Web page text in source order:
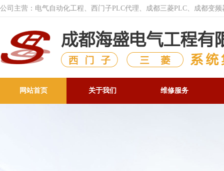
公司主营：电气自动化工程、西门子PLC代理、成都三菱PLC、成都变
网站首页 关于我们 维修服务